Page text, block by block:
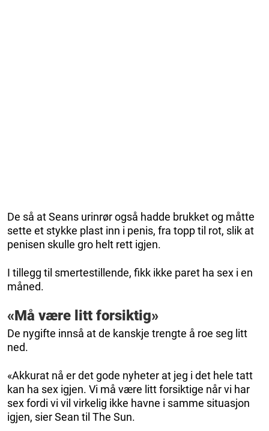
De så at Seans urinrør også hadde brukket og måtte
sette et stykke plast inn i penis, fra topp til rot, slik at
penisen skulle gro helt rett igjen.
I tillegg til smertestillende, fikk ikke paret ha sex i en
måned.
«Må være litt forsiktig»
De nygifte innså at de kanskje trengte å roe seg litt
ned.
«Akkurat nå er det gode nyheter at jeg i det hele tatt
kan ha sex igjen. Vi må være litt forsiktige når vi har
sex fordi vi vil virkelig ikke havne i samme situasjon
igjen, sier Sean til The Sun.